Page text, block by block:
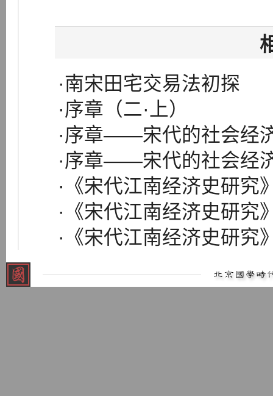
·南宋田宅交易法初探
·序章（二·上）
·序章——宋代的社会经
·序章——宋代的社会经
·《宋代江南经济史研
·《宋代江南经济史研
·《宋代江南经济史研